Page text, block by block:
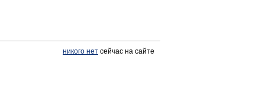
никого нет сейчас на сайте